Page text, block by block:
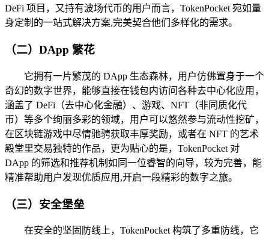
DeFi 项目，又持有波场代币的用户而言，TokenPocket 宛如量
身定制的一站式解决方案,完美契合他们多样化的需求。
（二）DApp 繁花
它拥有一片繁茂的 DApp 生态森林，用户仿佛置身于一个
奇幻的数字世界，能够直接在钱包内访问各种去中心化应用，
涵盖了 DeFi（去中心化金融）、游戏、NFT（非同质化代
币）等多个绚丽多彩的领域，用户可以悠然参与流动性挖矿，
在区块链游戏中尽情驰骋获取丰厚奖励，或者在 NFT 的艺术
殿堂里交易独特的作品，更为贴心的是，TokenPocket 对
DApp 的筛选和推荐机制如同一位睿智的向导，较为完善，能
精准帮助用户发现优质应用,开启一段精彩的数字之旅。
（三）安全堡垒
在安全的坚固防线上，TokenPocket 构筑了多重防线，它